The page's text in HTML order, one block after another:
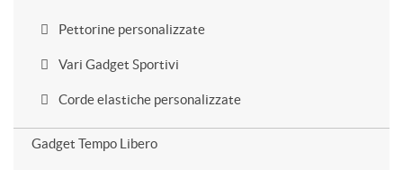
Pettorine personalizzate
Vari Gadget Sportivi
Corde elastiche personalizzate
Gadget Tempo Libero